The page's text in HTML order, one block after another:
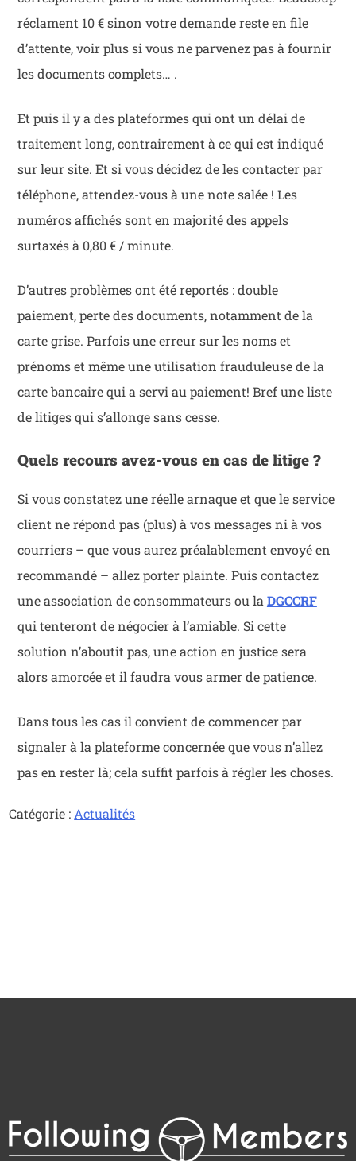
réclament 10 € sinon votre demande reste en file
d’attente, voir plus si vous ne parvenez pas à fournir
les documents complets… .
Et puis il y a des plateformes qui ont un délai de
traitement long, contrairement à ce qui est indiqué
sur leur site. Et si vous décidez de les contacter par
téléphone, attendez-vous à une note salée ! Les
numéros affichés sont en majorité des appels
surtaxés à 0,80 € / minute.
D’autres problèmes ont été reportés : double
paiement, perte des documents, notamment de la
carte grise. Parfois une erreur sur les noms et
prénoms et même une utilisation frauduleuse de la
carte bancaire qui a servi au paiement! Bref une liste
de litiges qui s’allonge sans cesse.
Quels recours avez-vous en cas de litige ?
Si vous constatez une réelle arnaque et que le service
client ne répond pas (plus) à vos messages ni à vos
courriers – que vous aurez préalablement envoyé en
recommandé – allez porter plainte. Puis contactez
une association de consommateurs ou la DGCCRF
qui tenteront de négocier à l’amiable. Si cette
solution n’aboutit pas, une action en justice sera
alors amorcée et il faudra vous armer de patience.
Dans tous les cas il convient de commencer par
signaler à la plateforme concernée que vous n’allez
pas en rester là; cela suffit parfois à régler les choses.
Catégorie : Actualités